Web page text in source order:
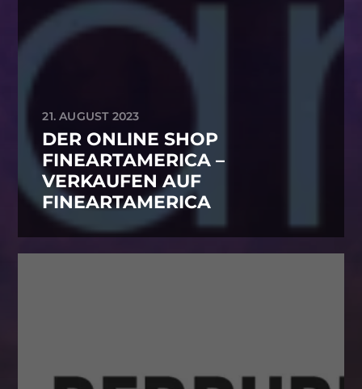
21. AUGUST 2023
DER ONLINE SHOP
FINEARTAMERICA –
VERKAUFEN AUF
FINEARTAMERICA